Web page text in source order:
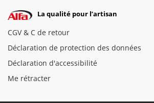
La qualité pour l’artisan
CGV & C de retour
Déclaration de protection des données
Déclaration d'accessibilité
Me rétracter